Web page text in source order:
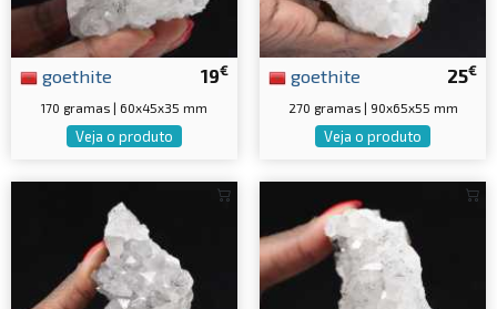
19€
goethite
170 gramas | 60x45x35 mm
Veja o produto
25€
goethite
270 gramas | 90x65x55 mm
Veja o produto